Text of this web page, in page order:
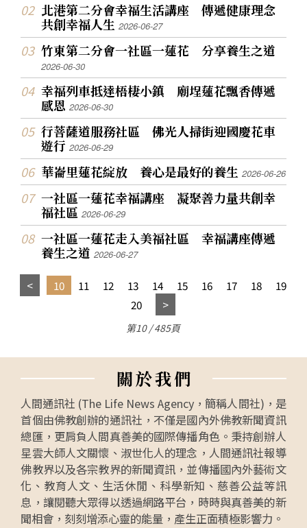
北港第二分會幸福生活講座 傳遞健康理念
共創幸福人生2026-06-27
竹東第二分會一社區一蓮花 分享養生之道
2026-06-30
幸福列車抵達梧棲小鎮 廟埕蓮花飄香傳遞
感恩2026-06-30
行菩薩道服務社區 佛光人掃街迎國慶花車
遊行2026-06-29
華崙里蓮花綻放 養心是最好的養生2026-06-26
一社區一蓮花幸福講座 凝聚善力量共創幸
福社區2026-06-29
一社區一蓮花走入美福社區 幸福講座傳遞
養生之道2026-06-27
10 11 12 13 14 15 16 17 18
19
20
第10 / 485頁
關於我們
人間通訊社 (The Life News Agency，簡稱人間社)，是
首個由佛教創辦的通訊社，不僅是國內外佛教新聞資訊
總匯，更肩負人間真善美的國際傳播角色。秉持創辦人
星雲大師人文關懷、淑世化人的理念，人間通訊社報導
佛教界以及各宗教界的新聞資訊，並傳播國內外藝術文
化、教育人文、生活休閒、科學新知、慈善公益等訊
息，讓閱聽大眾得以透過網路平台，時時與真善美的新
聞相會，刻刻增添心靈的能量，產生正面積極影響力。